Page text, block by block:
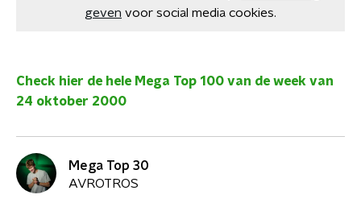
geven voor social media cookies.
Check hier de hele Mega Top 100 van de week van
24 oktober 2000
Mega Top 30
AVROTROS